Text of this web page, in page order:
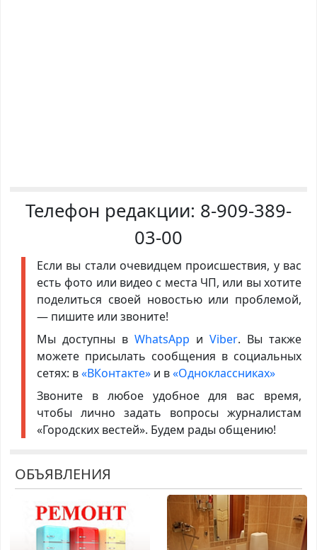
Телефон редакции: 8-909-389-
03-00
Если вы стали очевидцем происшествия, у вас
есть фото или видео с места ЧП, или вы хотите
поделиться своей новостью или проблемой,
— пишите или звоните!
Мы доступны в WhatsApp иViber. Вы также
можете присылать сообщения в социальных
сетях: в«ВКонтакте»и в«Одноклассниках»
Звоните в любое удобное для вас время,
чтобы лично задать вопросы журналистам
«Городских вестей». Будем рады общению!
ОБЪЯВЛЕНИЯ